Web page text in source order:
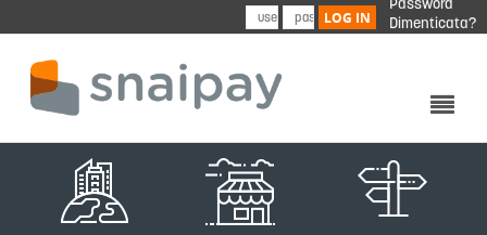
LOG IN
Password
Dimenticata?
CHI SIAMO
PRODOTTI&SERVIZI